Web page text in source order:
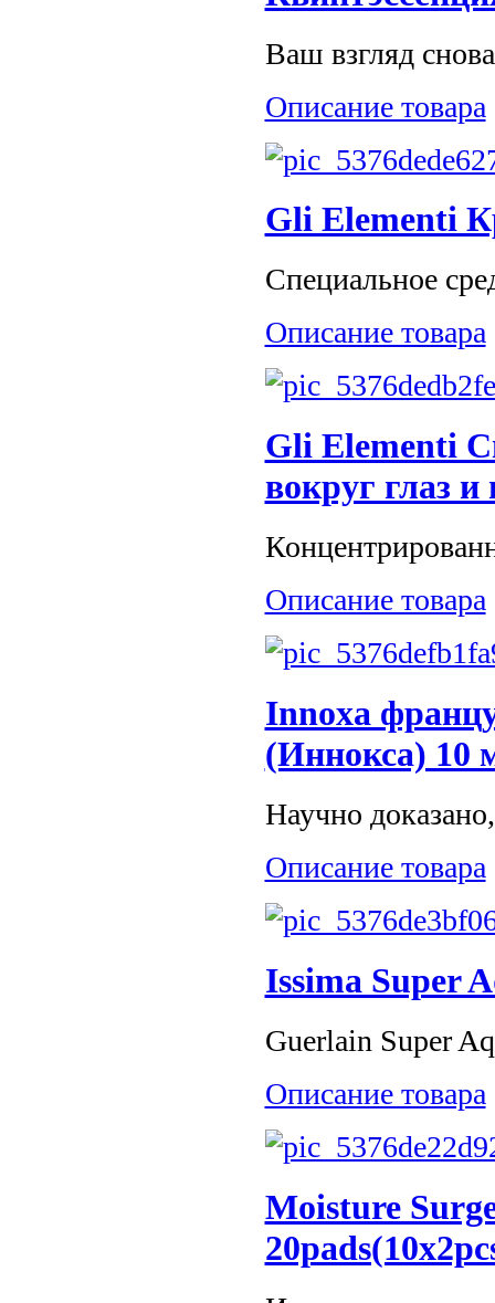
Ваш взгляд
Описание товара
Gli Elementi
Специальное
Описание товара
Gli Elementi
вокруг глаз и
Описание товара
Innoxa
(Иннокса) 10
Научно
Описание товара
Issima Super
Guerlain Super
Описание товара
Moisture